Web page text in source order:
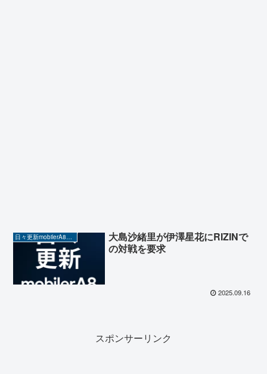
日々更新mobilerA8（Yahoo!ニュースを毎日ウォッチ）
大島沙緒里が伊澤星花にRIZINで
の対戦を要求
2025.09.16
スポンサーリンク